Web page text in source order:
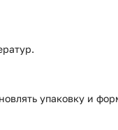
упаковку и